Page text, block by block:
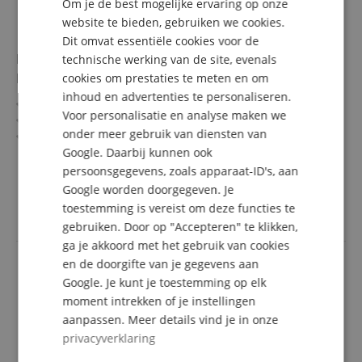
McGrey CDB-1016U BK Boombox Met Cassette,
Bluetooth En USB
Compacte CD-boombox met CD-speler en cassette-deck
Bluetooth en USB-aansluiting
AUX-ingang en hoofdtelefoonuitgang
FM/AM-radiotuner met handige draaiknop voor
zenderkeuze
Aangedreven via netsnoer of 6x type C-batterijen
meer laten zien
54,90 €
incl. BTW +
(NL)
ITALIAN
SPANISH
Om je de best mogelijke ervaring op onze
website te bieden, gebruiken we cookies.
Dit omvat essentiële cookies voor de
technische werking van de site, evenals
cookies om prestaties te meten en om
inhoud en advertenties te personaliseren.
Voor personalisatie en analyse maken we
onder meer gebruik van diensten van
Google. Daarbij kunnen ook
persoonsgegevens, zoals apparaat-ID's, aan
Google worden doorgegeven. Je
toestemming is vereist om deze functies te
gebruiken. Door op "Accepteren" te klikken,
ga je akkoord met het gebruik van cookies
en de doorgifte van je gegevens aan
Google. Je kunt je toestemming op elk
moment intrekken of je instellingen
aanpassen. Meer details vind je in onze
privacyverklaring